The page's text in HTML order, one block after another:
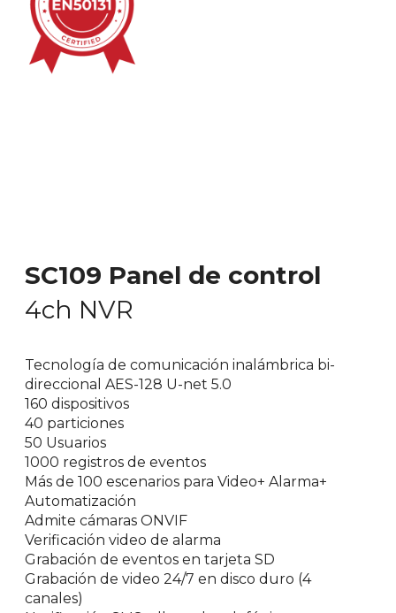
SC109 Panel de control
4ch NVR
Tecnología de comunicación inalámbrica bi-
direccional AES-128 U-net 5.0
160 dispositivos
40 particiones
50 Usuarios
1000 registros de eventos
Más de 100 escenarios para Video+ Alarma+
Automatización
Admite cámaras ONVIF
Verificación video de alarma
Grabación de eventos en tarjeta SD
Grabación de video 24/7 en disco duro (4
canales)